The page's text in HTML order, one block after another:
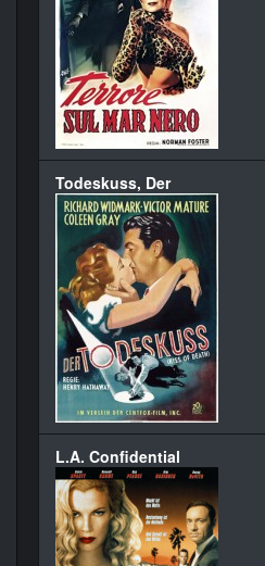
Todeskuss, Der
L.A. Confidential